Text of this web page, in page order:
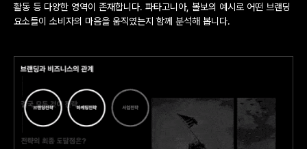
활동 등 다양한 영역이 존재합니다. 파타고니아, 볼보의 예시로 어떤 브랜딩
요소들이 소비자의 마음을 움직였는지 함께 분석해 봅니다.